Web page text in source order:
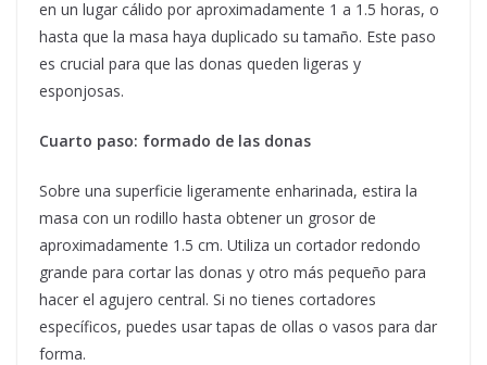
en un lugar cálido por aproximadamente 1 a 1.5 horas, o
hasta que la masa haya duplicado su tamaño. Este paso
es crucial para que las donas queden ligeras y
esponjosas.
Cuarto paso: formado de las donas
Sobre una superficie ligeramente enharinada, estira la
masa con un rodillo hasta obtener un grosor de
aproximadamente 1.5 cm. Utiliza un cortador redondo
grande para cortar las donas y otro más pequeño para
hacer el agujero central. Si no tienes cortadores
específicos, puedes usar tapas de ollas o vasos para dar
forma.